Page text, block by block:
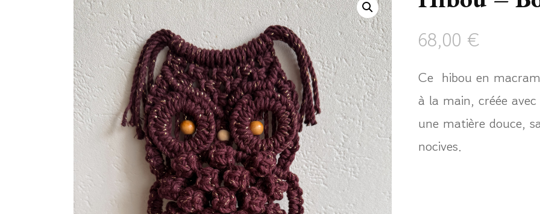
68,00 €
Ce hibou en
à la main, créée
une matière douce,
nocives.